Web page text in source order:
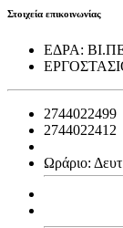
Στοιχεία επικοινωνίας
ΕΔΡΑ:
2744022499
2744022412
Ωράριο: